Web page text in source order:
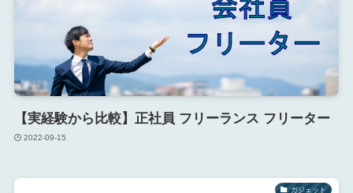
【実経験から比較】正社員 フリーランス フリーター
2022-09-15
ガジェット